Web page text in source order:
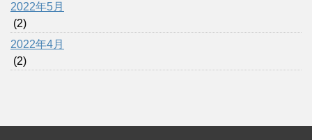
2022年5月
(2)
2022年4月
(2)